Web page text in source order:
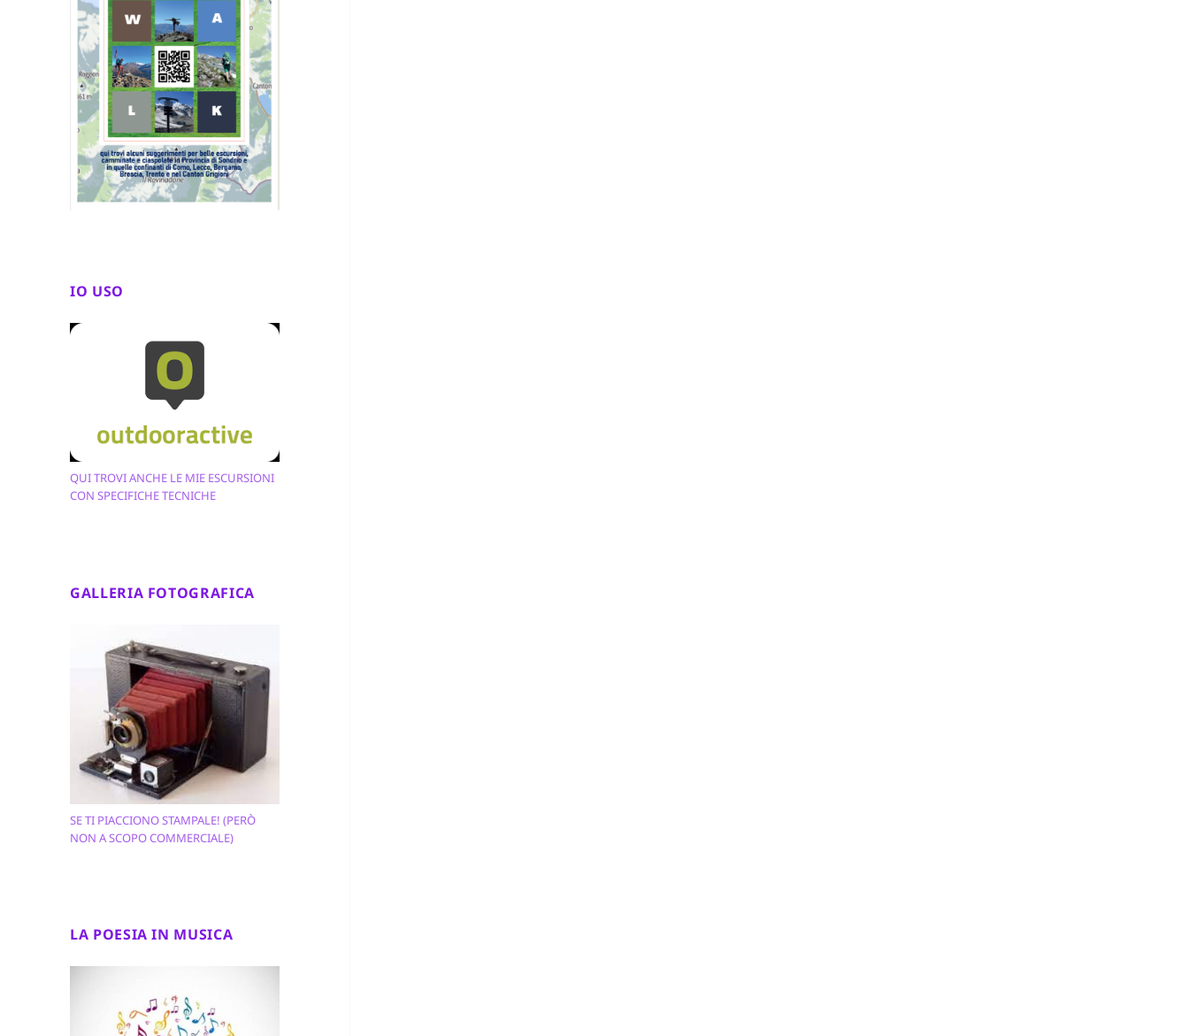
IO USO
QUI TROVI ANCHE LE MIE ESCURSIONI
CON SPECIFICHE TECNICHE
GALLERIA FOTOGRAFICA
SE TI PIACCIONO STAMPALE! (PERÒ
NON A SCOPO COMMERCIALE)
LA POESIA IN MUSICA